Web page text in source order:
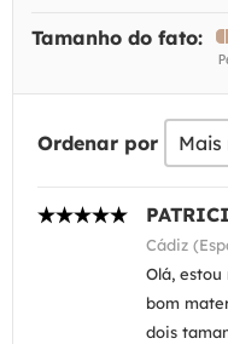
Tamanho do fato:
Ordenar por
Cádiz
Olá,
bom
dois